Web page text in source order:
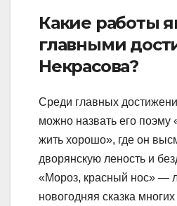
Какие работы
главными
Некрасова?
Среди главных
можно назвать его поэму
жить хорошо», где он
дворянскую леность и
«Мороз, красный нос» —
новогодняя сказка